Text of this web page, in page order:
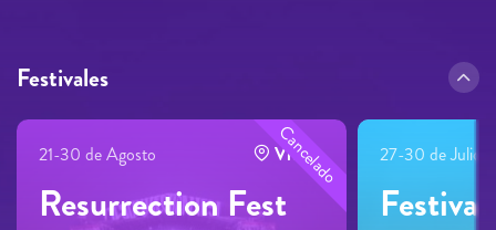
Festivales
Cancelado
21-30 de Agosto Viveiro
Resurrection Fest
27-30 de Julio
Festival